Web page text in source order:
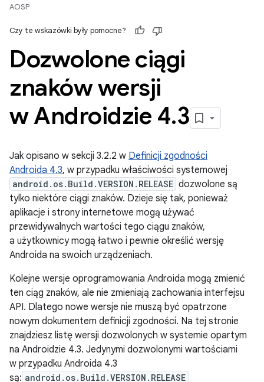
AOSP
Czy te wskazówki były pomocne?
Dozwolone ciągi
znaków wersji
w Androidzie 4.3
Jak opisano w sekcji 3.2.2 w Definicji zgodności
Androida 4.3, w przypadku właściwości systemowej
android.os.Build.VERSION.RELEASE dozwolone są
tylko niektóre ciągi znaków. Dzieje się tak, ponieważ
aplikacje i strony internetowe mogą używać
przewidywalnych wartości tego ciągu znaków,
a użytkownicy mogą łatwo i pewnie określić wersję
Androida na swoich urządzeniach.
Kolejne wersje oprogramowania Androida mogą zmienić
ten ciąg znaków, ale nie zmieniają zachowania interfejsu
API. Dlatego nowe wersje nie muszą być opatrzone
nowym dokumentem definicji zgodności. Na tej stronie
znajdziesz listę wersji dozwolonych w systemie opartym
na Androidzie 4.3. Jedynymi dozwolonymi wartościami
w przypadku Androida 4.3
są: android.os.Build.VERSION.RELEASE